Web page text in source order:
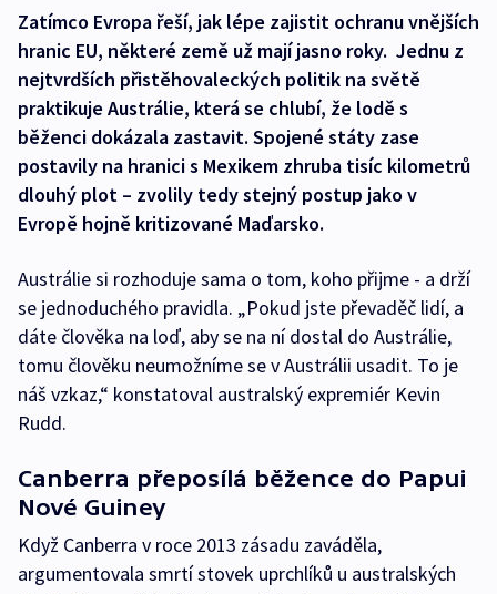
Zatímco Evropa řeší, jak lépe zajistit ochranu vnějších
hranic EU, některé země už mají jasno roky. Jednu z
nejtvrdších přistěhovaleckých politik na světě
praktikuje Austrálie, která se chlubí, že lodě s
běženci dokázala zastavit. Spojené státy zase
postavily na hranici s Mexikem zhruba tisíc kilometrů
dlouhý plot – zvolily tedy stejný postup jako v
Evropě hojně kritizované Maďarsko.
Austrálie si rozhoduje sama o tom, koho přijme - a drží
se jednoduchého pravidla. „Pokud jste převaděč lidí, a
dáte člověka na loď, aby se na ní dostal do Austrálie,
tomu člověku neumožníme se v Austrálii usadit. To je
náš vzkaz,“ konstatoval australský expremiér Kevin
Rudd.
Canberra přeposílá běžence do Papui
Nové Guiney
Když Canberra v roce 2013 zásadu zaváděla,
argumentovala smrtí stovek uprchlíků u australských